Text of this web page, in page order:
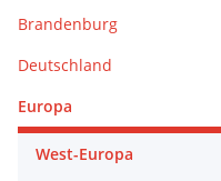
Brandenburg
Deutschland
Europa
West-Europa